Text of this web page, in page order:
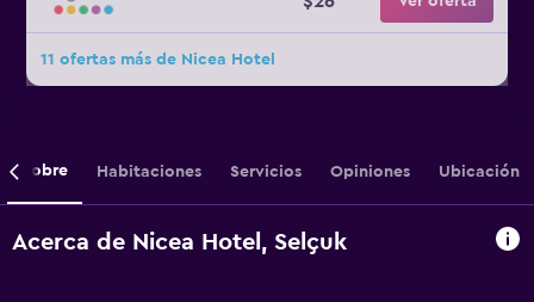
11 ofertas más de Nicea Hotel
Sobre Habitaciones Servicios Opiniones Ubicación
Acerca de Nicea Hotel, Selçuk